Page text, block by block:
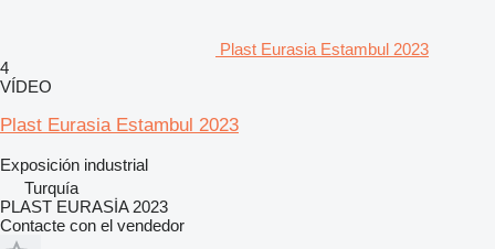
Plast Eurasia Estambul 2023
4
VÍDEO
Plast Eurasia Estambul 2023
Exposición industrial
Turquía
PLAST EURASİA 2023
Contacte con el vendedor